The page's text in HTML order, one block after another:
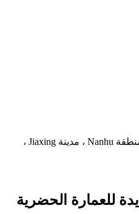
تبوك:رقم 2355 ، طريق Xinda ، منطقة Nanhu ، مدينة Jiaxing ،
للعمارة الحضرية